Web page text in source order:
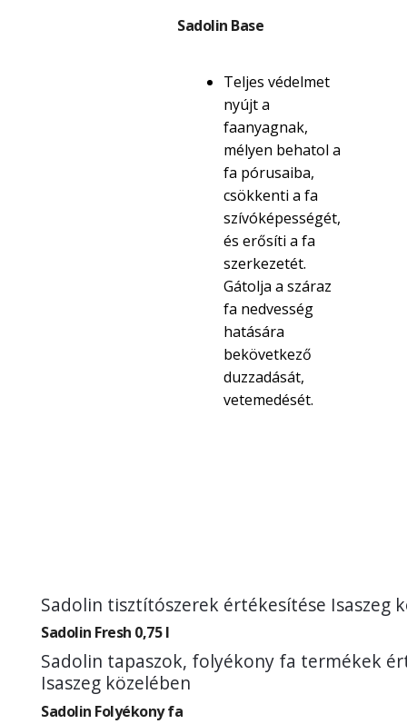
Sadolin Base
Teljes védelmet
nyújt a
faanyagnak,
mélyen behatol a
fa pórusaiba,
csökkenti a fa
szívóképességét,
és erősíti a fa
szerkezetét.
Gátolja a száraz
fa nedvesség
hatására
bekövetkező
duzzadását,
vetemedését.
Sadolin tisztítószerek értékesítése Isaszeg
Sadolin Fresh 0,75 l
Sadolin tapaszok, folyékony fa termékek
Isaszeg közelében
Sadolin Folyékony fa